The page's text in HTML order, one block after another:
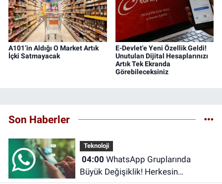
A101’in Aldığı O Market Artık
İçki Satmayacak
E-Devlet'e Yeni Özellik Geldi!
Unutulan Dijital Hesaplarınızı
Artık Tek Ekranda
Görebileceksiniz
Son Haberler
Teknoloji
04:00
Büyük Değişiklik! Herkesin